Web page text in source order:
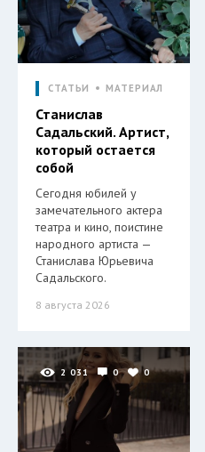
СТАТЬИ МАТЕРИАЛ
Станислав
Садальский. Артист,
который остается
собой
Сегодня юбилей у
замечательного актера
театра и кино, поистине
народного артиста —
Станислава Юрьевича
Садальского.
8 августа 2026
2 031 0 0